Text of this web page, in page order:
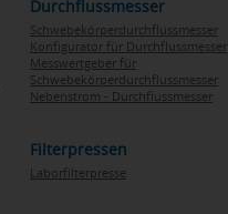
Durchflussmesser
Schwebekörperdurchflussmesser
Konfigurator für Durchflussmesser
Messwertgeber für
Schwebekörperdurchflussmesser
Nebenstrom - Durchflussmesser
Filterpressen
Laborfilterpresse